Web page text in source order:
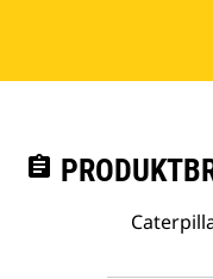
assignment